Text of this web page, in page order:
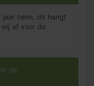
voor de
staan graag
Zet je de
plek uit
jaar heen, dit hangt
af voor de
de